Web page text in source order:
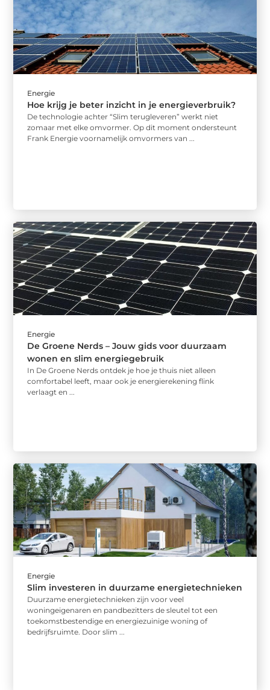
Energie
Hoe krijg je beter inzicht in je energieverbruik?
De technologie achter “Slim terugleveren” werkt niet
zomaar met elke omvormer. Op dit moment ondersteunt
Frank Energie voornamelijk omvormers van ...
Energie
De Groene Nerds – Jouw gids voor duurzaam
wonen en slim energiegebruik
In De Groene Nerds ontdek je hoe je thuis niet alleen
comfortabel leeft, maar ook je energierekening flink
verlaagt en ...
Energie
Slim investeren in duurzame energietechnieken
Duurzame energietechnieken zijn voor veel
woningeigenaren en pandbezitters de sleutel tot een
toekomstbestendige en energiezuinige woning of
bedrijfsruimte. Door slim ...